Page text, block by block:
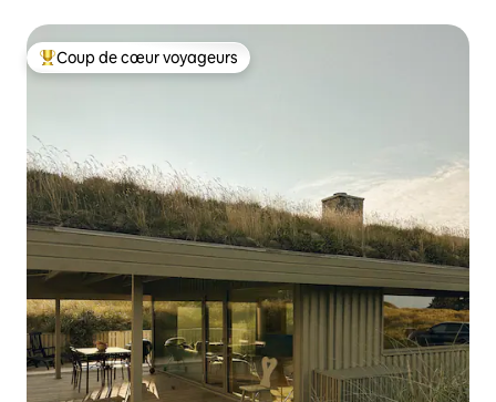
Coups de cœur voyageurs les plus appréciés
Coup de cœur voyageurs